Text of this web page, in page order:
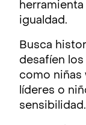
herramienta
igualdad.
Busca
desafíen
como niñas
líderes o
sensibilidad.